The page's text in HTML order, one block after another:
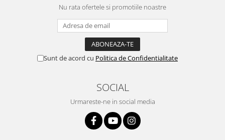
Nu rata ofertele si promotiile noastre
Sunt de acord cu Politica de Confidentialitate
SOCIAL
Urmareste-ne in social media